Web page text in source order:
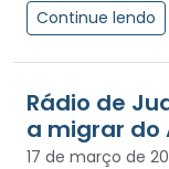
Continue lendo
Rádio de
a migrar do
17 de março de